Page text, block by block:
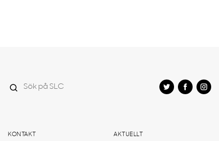
KONTAKT AKTUELLT